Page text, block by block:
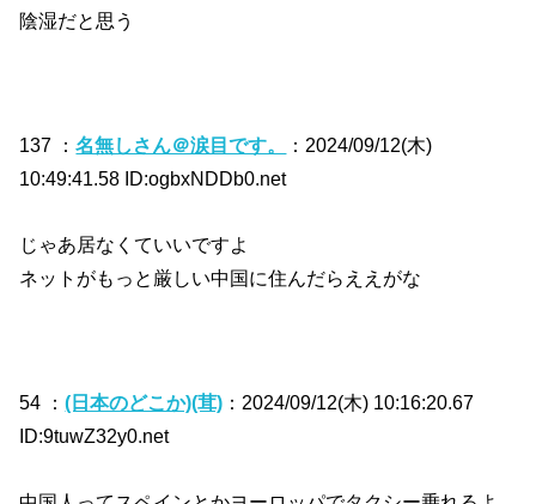
陰湿だと思う
137 ：名無しさん＠涙目です。
：2024/09/12(木)
10:49:41.58 ID:ogbxNDDb0.net
じゃあ居なくていいですよ
ネットがもっと厳しい中国に住んだらええがな
54 ：(日本のどこか)(茸) ：2024/09/12(木) 10:16:20.67
ID:9tuwZ32y0.net